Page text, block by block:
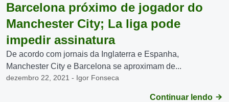
Barcelona próximo de jogador do
Manchester City; La liga pode
impedir assinatura
De acordo com jornais da Inglaterra e Espanha,
Manchester City e Barcelona se aproximam de...
dezembro 22, 2021 - Igor Fonseca
Continuar lendo